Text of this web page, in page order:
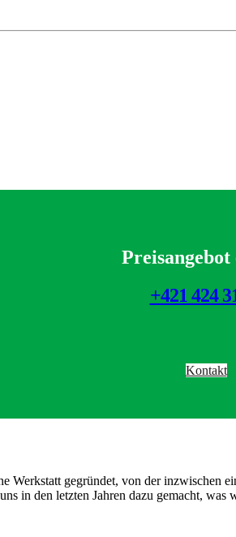
+421 424
Kontakt
gegründet, von der inzwischen
in den letzten Jahren dazu gemacht,